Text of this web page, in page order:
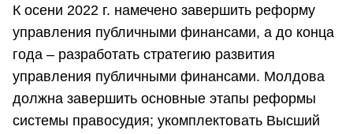
К осени 2022 г. намечено завершить реформу
управления публичными финансами, а до конца
года – разработать стратегию развития
управления публичными финансами. Молдова
должна завершить основные этапы реформы
системы правосудия; укомплектовать Высший